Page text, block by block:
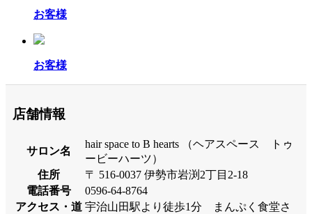
お客様
お客様
店舗情報
サロン名
hair space to B hearts （ヘアスペース トゥ
ービーハーツ）
住所
〒 516-0037 伊勢市岩渕2丁目2-18
電話番号
0596-64-8764
アクセス・道 宇治山田駅より徒歩1分 まんぷく食堂さ